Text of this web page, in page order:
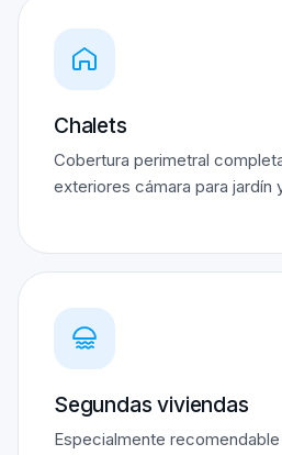
Chalets
Cobertura perimetral
exteriores cámara para jardín
Segundas viviendas
Especialmente